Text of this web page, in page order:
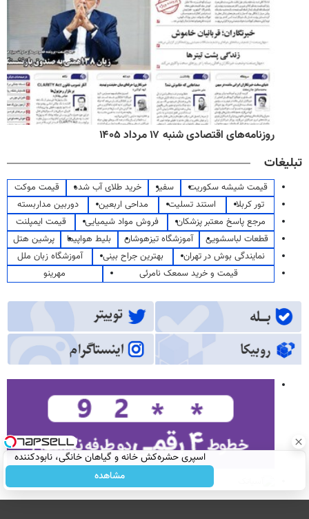
روزنامه‌های اقتصادی شنبه ۱۷ مرداد ۱۴۰۵
تبلیغات
قیمت شیشه سکوریت سفیر خرید طلای آب شده
قیمت موکت
تور کربلا
استند تسلیت مداحی اربعین
دوربین مداربسته
مرجع پاسخ معتبر پزشکان
فروش مواد شیمیایی
قیمت ایمپلنت
قطعات لباسشویی
آموزشگاه تیزهوشان بلیط هواپیما
پرشین هتل
نمایندگی بوش در تهران
بهترین جراح بینی
آموزشگاه زبان ملل
قیمت و خرید سمعک نامرئی
مهرینو
اسپری حشره‌کش خانه و گیاهان خانگی، نابودکننده
انواع حشرات خانگی و آفات
مشاهده